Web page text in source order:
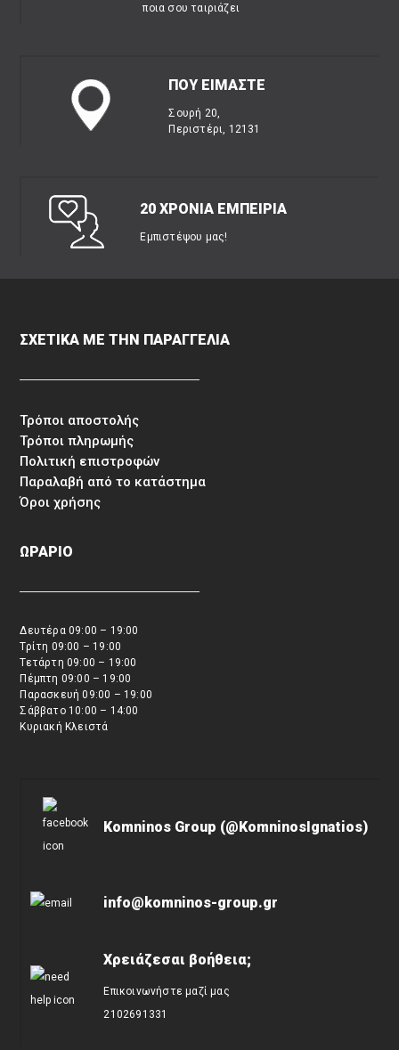
ποια σου ταιριάζει
ΠΟΥ ΕΙΜΑΣΤΕ
Σουρή 20,
Περιστέρι, 12131
20 ΧΡΟΝΙΑ ΕΜΠΕΙΡΙΑ
Εμπιστέψου μας!
ΣΧΕΤΙΚΑ ΜΕ ΤΗΝ ΠΑΡΑΓΓΕΛΙΑ
Τρόποι αποστολής
Τρόποι πληρωμής
Πολιτική επιστροφών
Παραλαβή από το κατάστημα
Όροι χρήσης
ΩΡΑΡΙΟ
Δευτέρα 09:00 – 19:00
Τρίτη 09:00 – 19:00
Τετάρτη 09:00 – 19:00
Πέμπτη 09:00 – 19:00
Παρασκευή 09:00 – 19:00
Σάββατο 10:00 – 14:00
Κυριακή Κλειστά
Komninos Group (@KomninosIgnatios)
info@komninos-group.gr
Χρειάζεσαι βοήθεια;
Επικοινωνήστε μαζί μας
2102691331